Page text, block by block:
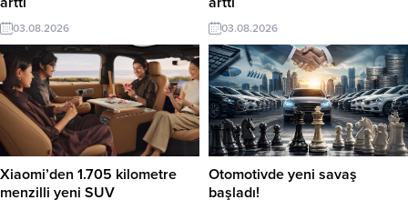
03.08.2026 03.08.2026
Xiaomi’den 1.705 kilometre
menzilli yeni SUV
Otomotivde yeni savaş
başladı!